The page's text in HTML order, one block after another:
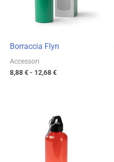
Borraccia Flyn
Accessori
8,88€- 12,68€
prezzo:
da
2,38 €
a
3,40 €